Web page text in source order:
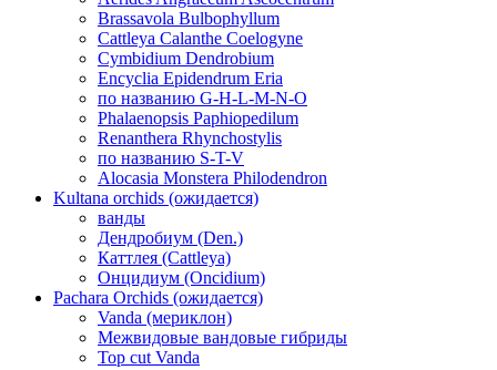
Brassavola Bulbophyllum
Cattleya Calanthe Coelogyne
Cymbidium Dendrobium
Encyclia Epidendrum Eria
по названию G-H-L-M-N-O
Phalaenopsis Paphiopedilum
Renanthera Rhynchostylis
по названию S-T-V
Alocasia Monstera Philodendron
Kultana orchids (ожидается)
ванды
Дендробиум (Den.)
Каттлея (Cattleya)
Онцидиум (Oncidium)
Pachara Orchids (ожидается)
Vanda (мериклон)
Межвидовые вандовые гибриды
Top cut Vanda